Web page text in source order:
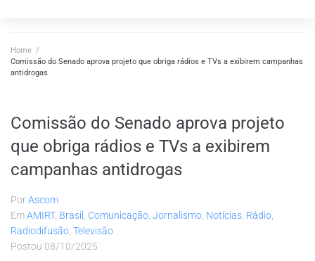
Home /
Comissão do Senado aprova projeto que obriga rádios e TVs a exibirem campanhas
antidrogas
Comissão do Senado aprova projeto
que obriga rádios e TVs a exibirem
campanhas antidrogas
PorAscom
EmAMIRT, Brasil Comunicação Jornalismo Notícias Rádio
Radiodifusão Televisão
Postou 08/10/2025